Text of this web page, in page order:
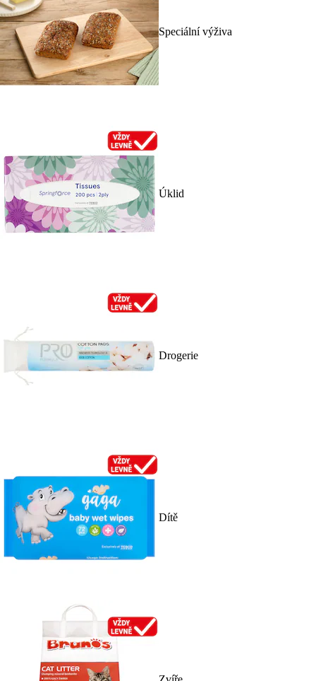
Speciální výživa
Úklid
Drogerie
Dítě